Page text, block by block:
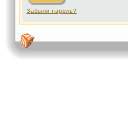
Забыли пароль?